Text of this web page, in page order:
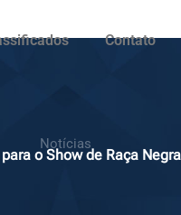
Contato
Notícias
o Show de Raça